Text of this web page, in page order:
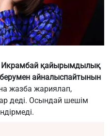
Икрамбай қайырымдылық
айналыспайтынын
жазба жариялап,
деді. Осындай шешім